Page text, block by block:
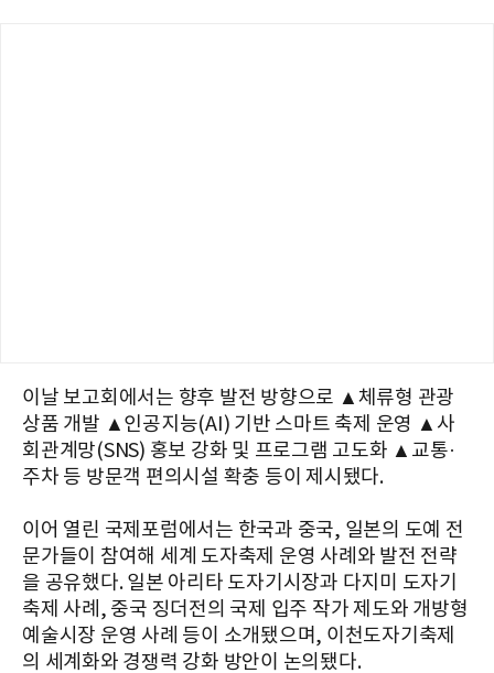
이날 보고회에서는 향후 발전 방향으로 ▲체류형 관광
상품 개발 ▲인공지능(AI) 기반 스마트 축제 운영 ▲사
회관계망(SNS) 홍보 강화 및 프로그램 고도화 ▲교통·
주차 등 방문객 편의시설 확충 등이 제시됐다.
이어 열린 국제포럼에서는 한국과 중국, 일본의 도예 전
문가들이 참여해 세계 도자축제 운영 사례와 발전 전략
을 공유했다. 일본 아리타 도자기시장과 다지미 도자기
축제 사례, 중국 징더전의 국제 입주 작가 제도와 개방형
예술시장 운영 사례 등이 소개됐으며, 이천도자기축제
의 세계화와 경쟁력 강화 방안이 논의됐다.